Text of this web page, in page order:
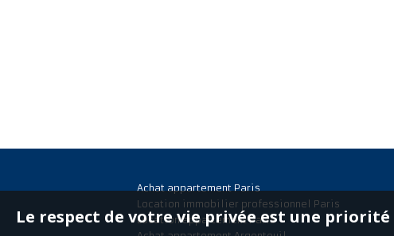
Achat appartement Paris
Location immobilier professionnel Paris
Location appartement Paris
Le respect de votre vie privée est une